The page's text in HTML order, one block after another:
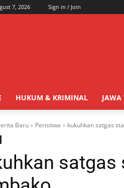
7, 2026 Sign in / Join
HUKUM & KRIMINAL
Baru Peristiwa kukuhkan satgas